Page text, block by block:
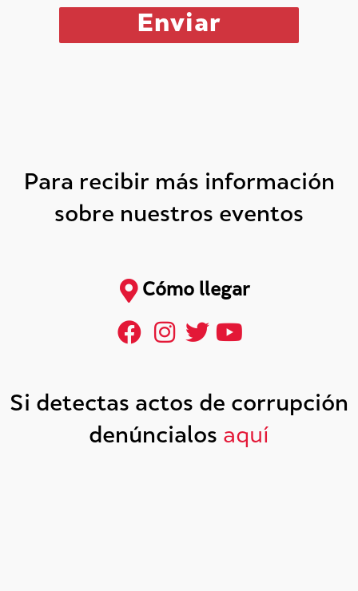
Para recibir más información
sobre nuestros eventos
Cómo llegar
Si detectas actos de corrupción
denúncialos aquí